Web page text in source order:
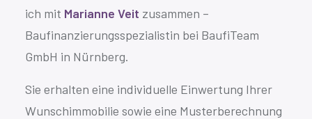
ich mit Marianne Veit zusammen –
Baufinanzierungsspezialistin bei BaufiTeam
GmbH in Nürnberg.
Sie erhalten eine individuelle Einwertung Ihrer
Wunschimmobilie sowie eine Musterberechnung